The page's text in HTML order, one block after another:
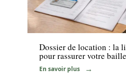
Immo
Dossier de location : la
pour rassurer votre
En savoir plus